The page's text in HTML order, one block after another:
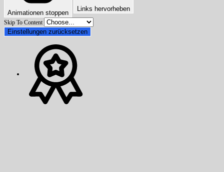
Animationen stoppen
Links hervorheben
Skip To Content
Einstellungen zurücksetzen